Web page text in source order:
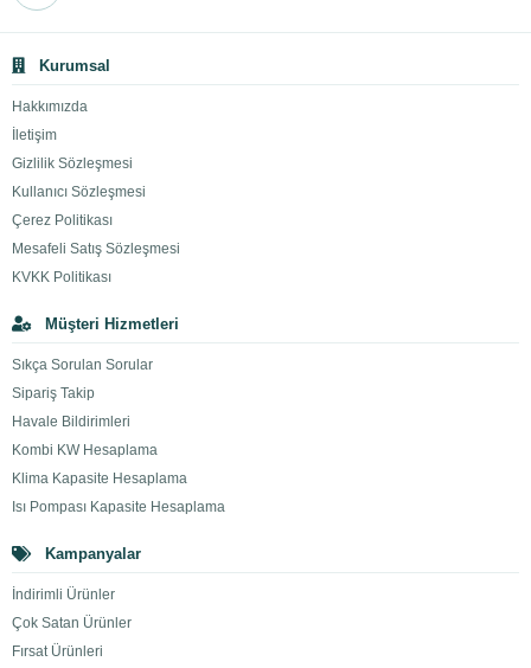
Kurumsal
Hakkımızda
İletişim
Gizlilik Sözleşmesi
Kullanıcı Sözleşmesi
Çerez Politikası
Mesafeli Satış Sözleşmesi
KVKK Politikası
Müşteri Hizmetleri
Sıkça Sorulan Sorular
Sipariş Takip
Havale Bildirimleri
Kombi KW Hesaplama
Klima Kapasite Hesaplama
Isı Pompası Kapasite Hesaplama
Kampanyalar
İndirimli Ürünler
Çok Satan Ürünler
Fırsat Ürünleri